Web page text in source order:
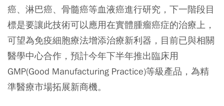
癌、淋巴癌、骨髓癌等血液癌進行研究，下一階段目
標是要讓此技術可以應用在實體腫瘤癌症的治療上，
可望為免疫細胞療法增添治療新利器，目前已與相關
醫學中心合作，預計今年下半年推出臨床用
GMP(Good Manufacturing Practice)等級產品，為精
準醫療市場拓展新商機。